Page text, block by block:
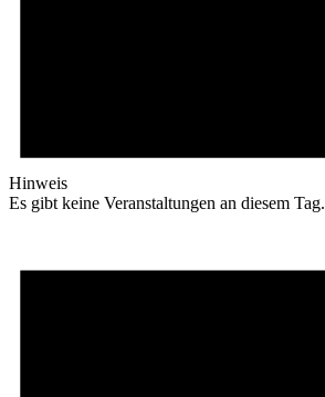
Hinweis
Es gibt keine Veranstaltungen an diesem Tag.